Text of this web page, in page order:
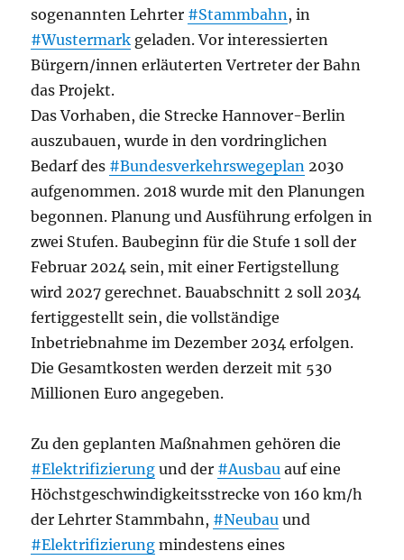
sogenannten Lehrter #Stammbahn, in
#Wustermark geladen. Vor interessierten
Bürgern/innen erläuterten Vertreter der Bahn
das Projekt.
Das Vorhaben, die Strecke Hannover-Berlin
auszubauen, wurde in den vordringlichen
Bedarf des #Bundesverkehrswegeplan 2030
aufgenommen. 2018 wurde mit den Planungen
begonnen. Planung und Ausführung erfolgen in
zwei Stufen. Baubeginn für die Stufe 1 soll der
Februar 2024 sein, mit einer Fertigstellung
wird 2027 gerechnet. Bauabschnitt 2 soll 2034
fertiggestellt sein, die vollständige
Inbetriebnahme im Dezember 2034 erfolgen.
Die Gesamtkosten werden derzeit mit 530
Millionen Euro angegeben.
Zu den geplanten Maßnahmen gehören die
#Elektrifizierung und der #Ausbau auf eine
Höchstgeschwindigkeitsstrecke von 160 km/h
der Lehrter Stammbahn, #Neubau und
#Elektrifizierung mindestens eines